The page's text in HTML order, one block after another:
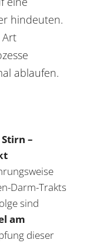
hindeuten.
Art
ablaufen.
–
Darm-Trakts
sind
am
dieser